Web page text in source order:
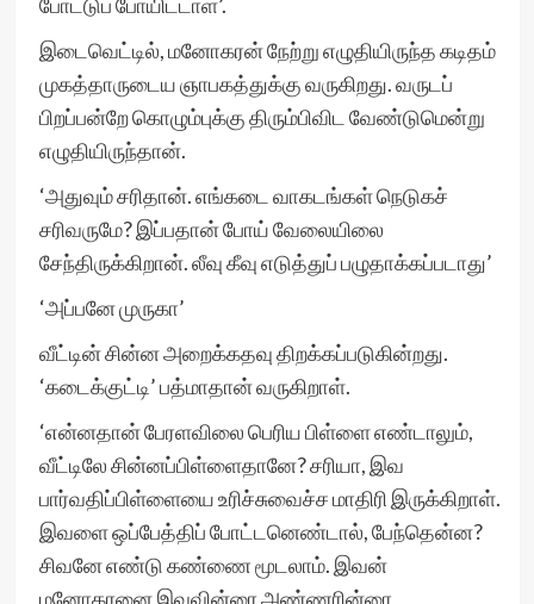
இடைவெட்டில், மனோகரன் நேற்று எழுதியிருந்த கடிதம்
முகத்தாருடைய ஞாபகத்துக்கு வருகிறது. வருடப்
பிறப்பன்றே கொழும்புக்கு திரும்பிவிட வேண்டுமென்று
எழுதியிருந்தான்.
‘அதுவும் சரிதான். எங்கடை வாகடங்கள் நெடுகச்
சரிவருமே? இப்பதான் போய் வேலையிலை
சேந்திருக்கிறான். லீவு கீவு எடுத்துப் பழுதாக்கப்படாது’
‘அப்பனே முருகா’
வீட்டின் சின்ன அறைக்கதவு திறக்கப்படுகின்றது.
‘கடைக்குட்டி’ பத்மாதான் வருகிறாள்.
‘என்னதான் பேரளவிலை பெரிய பிள்ளை எண்டாலும்,
வீட்டிலே சின்னப்பிள்ளைதானே? சரியா, இவ
பார்வதிப்பிள்ளையை உரிச்சுவைச்ச மாதிரி இருக்கிறாள்.
இவளை ஒப்பேத்திப் போட்டனெண்டால், பேந்தென்ன?
சிவனே எண்டு கண்ணை மூடலாம். இவன்
மனோகரனை இவவின்ரை அண்ணரின்ரை